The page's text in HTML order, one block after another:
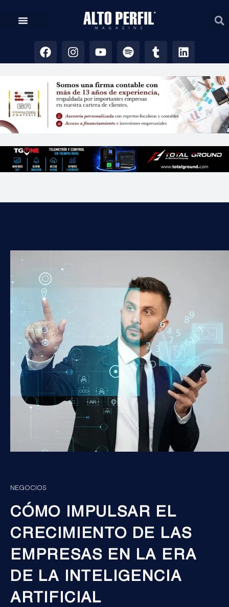
NEGOCIOS
CÓMO IMPULSAR EL
CRECIMIENTO DE LAS
EMPRESAS EN LA ERA
DE LA INTELIGENCIA
ARTIFICIAL